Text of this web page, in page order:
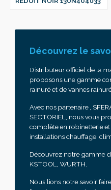
Découvrez le
Distributeur officiel de la
proposons une gamme
rainuré et de vannes
Avec nos partenaire ,
SECTORIEL, nous vous
complète en robinetterie
installations chauffage,
Découvrez notre gamme
KSTOOL, WURTH,
Nous lions notre savoir